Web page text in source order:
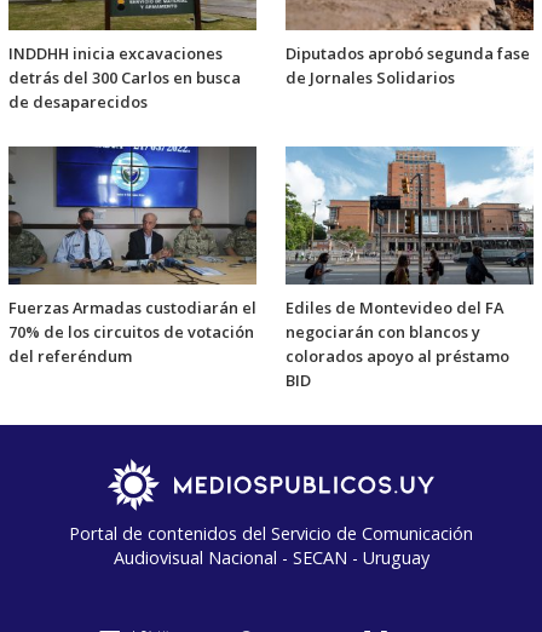
INDDHH inicia excavaciones
detrás del 300 Carlos en busca
de desaparecidos
Diputados aprobó segunda fase
de Jornales Solidarios
Fuerzas Armadas custodiarán el
70% de los circuitos de votación
del referéndum
Ediles de Montevideo del FA
negociarán con blancos y
colorados apoyo al préstamo
BID
Portal de contenidos del Servicio de Comunicación
Audiovisual Nacional - SECAN - Uruguay